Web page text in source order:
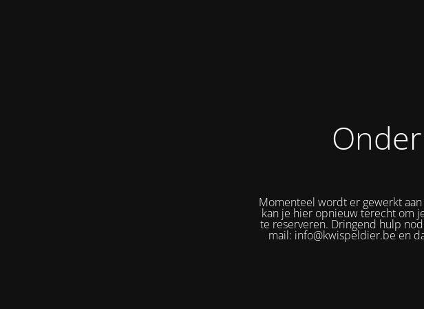
Momenteel wordt er gewerkt
kan je hier opnieuw terecht om
te reserveren. Dringend hulp
mail: info@kwispeldier.be en